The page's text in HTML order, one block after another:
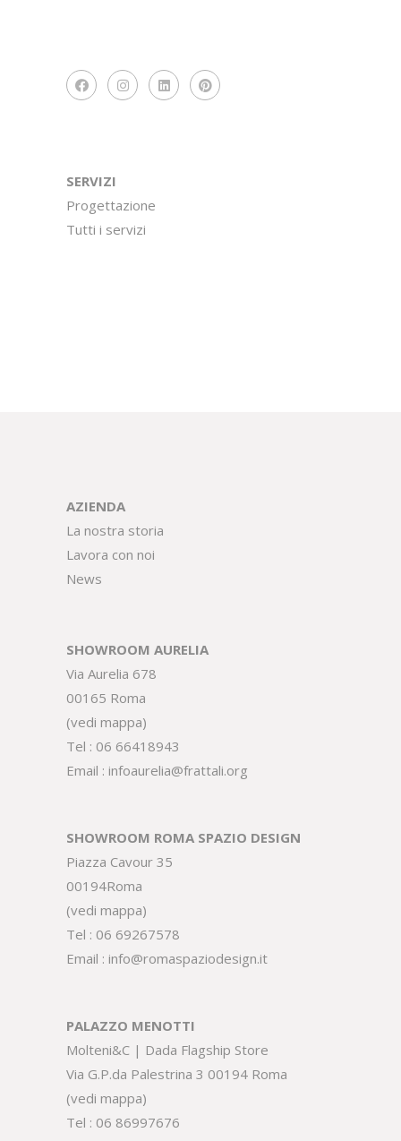
SERVIZI
Progettazione
Tutti i servizi
AZIENDA
La nostra storia
Lavora con noi
News
SHOWROOM AURELIA
Via Aurelia 678
00165 Roma
(vedi mappa)
Tel : 06 66418943
Email : infoaurelia@frattali.org
SHOWROOM ROMA SPAZIO DESIGN
Piazza Cavour 35
00194Roma
(vedi mappa)
Tel : 06 69267578
Email : info@romaspaziodesign.it
PALAZZO MENOTTI
Molteni&C | Dada Flagship Store
Via G.P.da Palestrina 3 00194 Roma
(vedi mappa)
Tel : 06 86997676